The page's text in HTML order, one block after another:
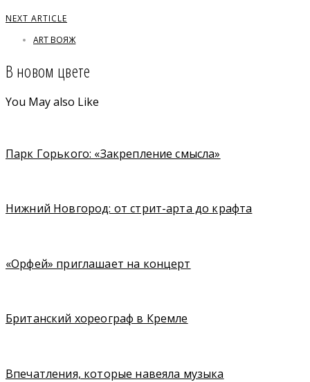
NEXT ARTICLE
ART ВОЯЖ
В новом цвете
You May also Like
Парк Горького: «Закрепление смысла»
Нижний Новгород: от стрит-арта до крафта
«Орфей» приглашает на концерт
Британский хореограф в Кремле
Впечатления, которые навеяла музыка